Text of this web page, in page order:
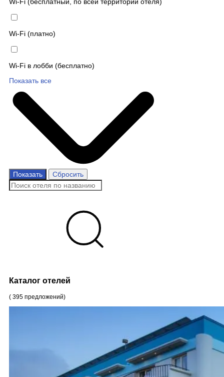
Wi-Fi (платно)
Wi-Fi в лобби (бесплатно)
Показать все
Показать Сбросить
Каталог отелей
( 395 предложений)